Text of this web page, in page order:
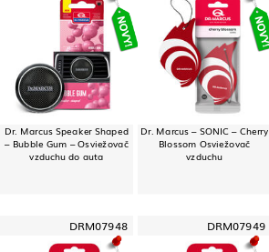
Dr. Marcus Speaker Shaped
– Bubble Gum – Osviežovač
vzduchu do auta
Dr. Marcus – SONIC – Cherry
Blossom Osviežovač
vzduchu
DRM07948 DRM07949